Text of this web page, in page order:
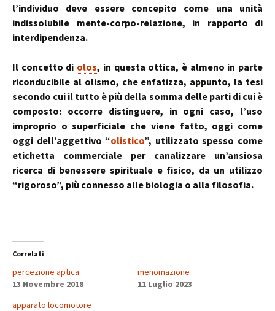
l’individuo deve essere concepito come una unità
indissolubile mente-corpo-relazione, in rapporto di
interdipendenza.
Il concetto di olos, in questa ottica, è almeno in parte
riconducibile al olismo, che enfatizza, appunto, la tesi
secondo cui il tutto è più della somma delle parti di cui è
composto: occorre distinguere, in ogni caso, l’uso
improprio o superficiale che viene fatto, oggi come
oggi dell’aggettivo “olistico”, utilizzato spesso come
etichetta commerciale per canalizzare un’ansiosa
ricerca di benessere spirituale e fisico, da un utilizzo
“rigoroso”, più connesso alle biologia o alla filosofia.
Correlati
percezione aptica
13 Novembre 2018
menomazione
11 Luglio 2023
apparato locomotore